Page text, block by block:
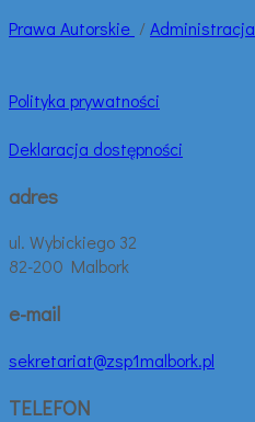
Prawa Autorskie /Administracja
Polityka prywatności
Deklaracja dostępności
adres
ul. Wybickiego 32
82-200 Malbork
e-mail
sekretariat@zsp1malbork.pl
TELEFON